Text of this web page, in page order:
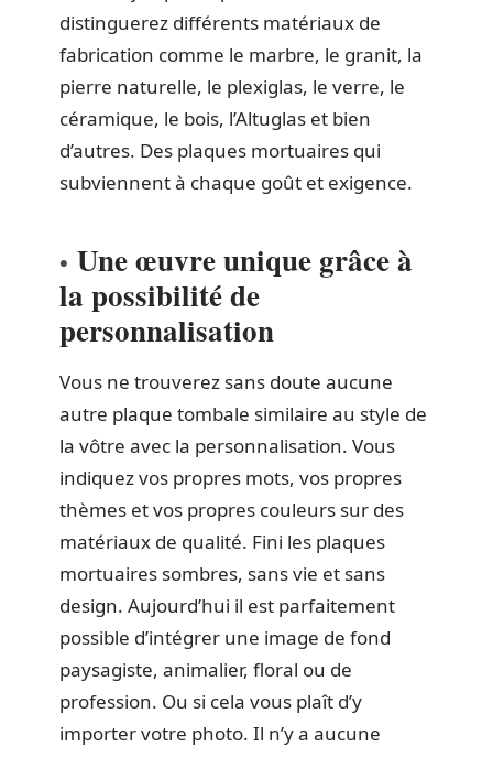
distinguerez différents matériaux de
fabrication comme le marbre, le granit, la
pierre naturelle, le plexiglas, le verre, le
céramique, le bois, l’Altuglas et bien
d’autres. Des plaques mortuaires qui
subviennent à chaque goût et exigence.
Une œuvre unique grâce à
la possibilité de
personnalisation
Vous ne trouverez sans doute aucune
autre plaque tombale similaire au style de
la vôtre avec la personnalisation. Vous
indiquez vos propres mots, vos propres
thèmes et vos propres couleurs sur des
matériaux de qualité. Fini les plaques
mortuaires sombres, sans vie et sans
design. Aujourd’hui il est parfaitement
possible d’intégrer une image de fond
paysagiste, animalier, floral ou de
profession. Ou si cela vous plaît d’y
importer votre photo. Il n’y a aucune